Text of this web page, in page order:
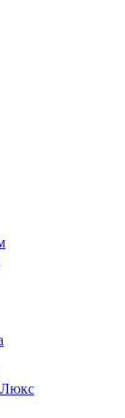
Люкс